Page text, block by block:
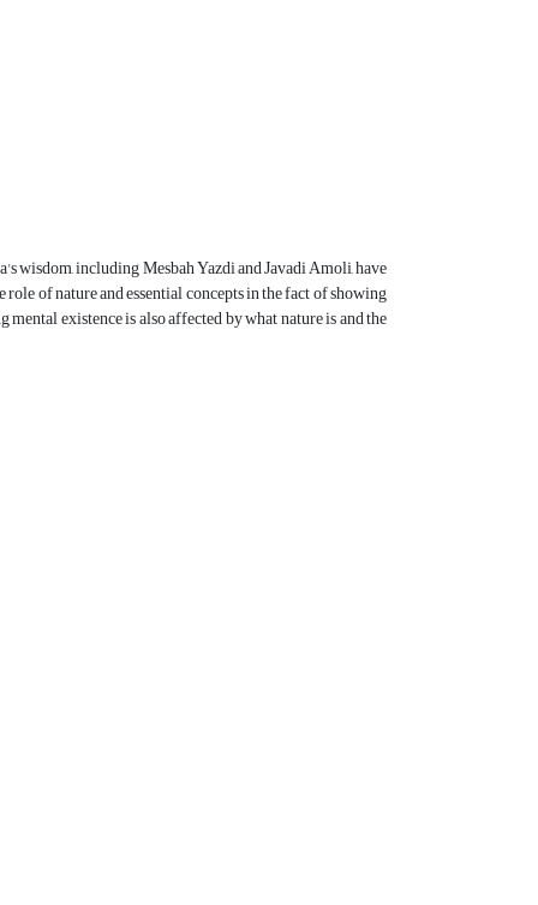
wisdom, including Mesbah Yazdi and Javadi Amoli, have
of nature and essential concepts in the fact of showing
existence is also affected by what nature is and the